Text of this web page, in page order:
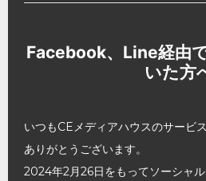
Facebook、Line経由
いた方
いつもCEメディアハウスのサービ
ありがとうございます。
2024年2月26日をもってソーシャ